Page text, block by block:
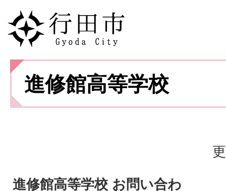
進修館高等学校
進修館高等学校 お問い合わ